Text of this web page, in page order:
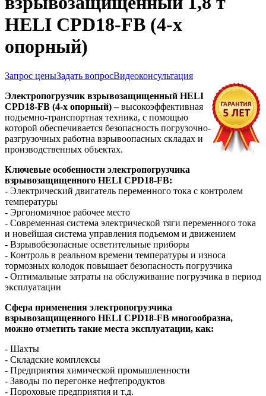
HELI CPD18-FB (4-х
опорный)
Запрос ценыЗадать вопросВидеоконсультация
Электропогрузчик взрывозащищенный HELI
CPD18-FB (4-х опорный) –высокоэффективная
подъемно-транспортная техника, с помощью
которой обеспечивается безопасность погрузочно-
разгрузочных работна взрывоопасных складах и
производственных объектах.
Ключевые особенности электропогрузчика
взрывозащищенного HELI CPD18-FB:
- Электрический двигатель переменного тока с контролем
температуры
- Эргономичное рабочее место
- Современная система электрической тяги переменного тока
и новейшая система управления подъемом и движением
- Взрывобезопасные осветительные приборы
- Контроль в реальном времени температуры и износа
тормозных колодок повышает безопасность погрузчика
- Оптимальные затраты на обслуживание погрузчика в период
эксплуатации
Сфера применения электропогрузчика
взрывозащищенного HELI CPD18-FB многообразна,
можно отметить такие места эксплуатации, как:
- Шахты
- Складские комплексы
- Предприятия химической промышленности
- Заводы по перегонке нефтепродуктов
- Пороховые предприятия и т.д.